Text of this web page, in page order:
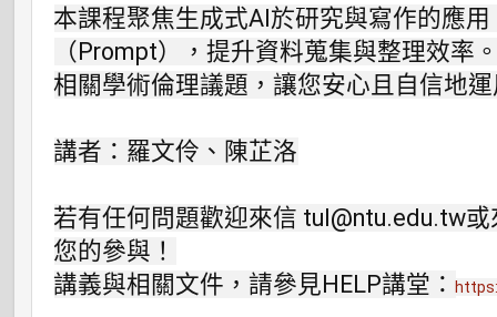
本課程聚焦生成式AI於研究與寫作的應
（Prompt），提升資料蒐集與整理效率
相關學術倫理議題，讓您安心且自信地
講者：羅文伶、陳芷洛
若有任何問題歡迎來信 tul@ntu.edu.tw
您的參與！
講義與相關文件，請參見HELP講堂：